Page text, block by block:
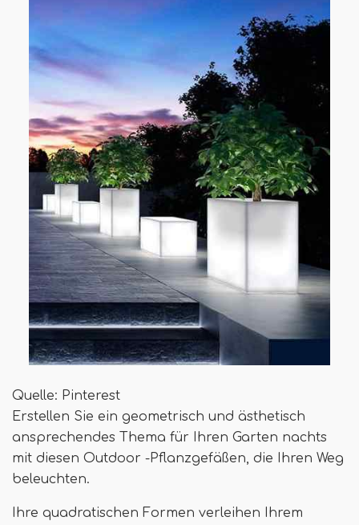
Quelle: Pinterest
Erstellen Sie ein geometrisch und ästhetisch
ansprechendes Thema für Ihren Garten nachts
mit diesen Outdoor -Pflanzgefäßen, die Ihren Weg
beleuchten.
Ihre quadratischen Formen verleihen Ihrem